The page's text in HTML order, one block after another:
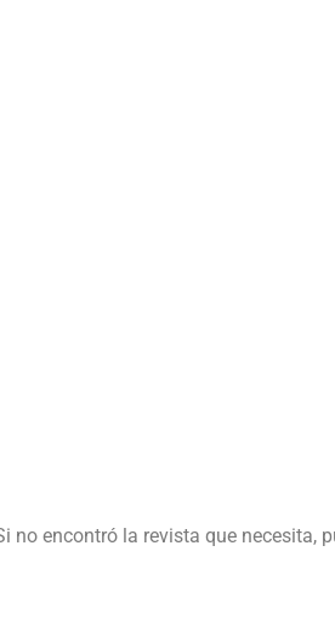
no encontró la revista que necesita,